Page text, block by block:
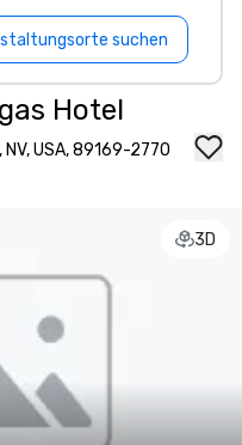
suchen
Hotel
USA, 89169-2770
3D